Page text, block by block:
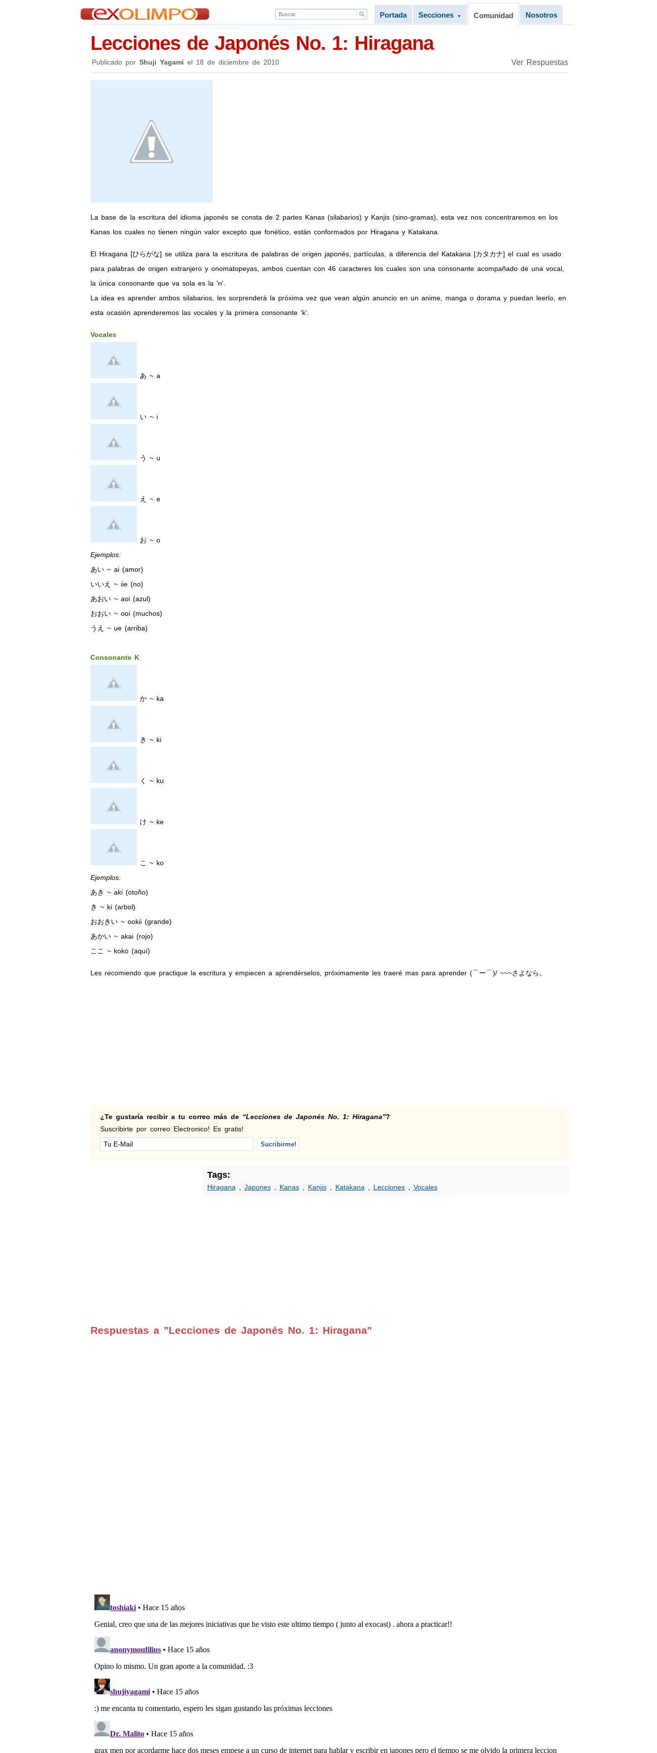
Portada Secciones ▼ Comunidad Nosotros
Lecciones de Japonés No. 1: Hiragana
Publicado por Shuji Yagami el 18 de diciembre de 2010 Ver Respuestas
La base de la escritura del idioma japonés se consta de 2 partes Kanas (silabarios) y Kanjis (sino-gramas), esta vez nos concentraremos en los
Kanas los cuales no tienen ningún valor excepto que fonético, están conformados por Hiragana y Katakana.
El Hiragana [ひらがな] se utiliza para la escritura de palabras de origen japonés, partículas, a diferencia del Katakana [カタカナ] el cual es usado
para palabras de origen extranjero y onomatopeyas, ambos cuentan con 46 caracteres los cuales son una consonante acompañado de una vocal,
la única consonante que va sola es la 'n'.
La idea es aprender ambos silabarios, les sorprenderá la próxima vez que vean algún anuncio en un anime, manga o dorama y puedan leerlo, en
esta ocasión aprenderemos las vocales y la primera consonante ‘k’.
Vocales
あ ~ a
い ~ i
う ~ u
え ~ e
お ~ o
Ejemplos:
あい ~ ai (amor)
いいえ ~ iie (no)
あおい ~ aoi (azul)
おおい ~ ooi (muchos)
うえ ~ ue (arriba)
Consonante K
か ~ ka
き ~ ki
く ~ ku
け ~ ke
こ ~ ko
Ejemplos:
あき ~ aki (otoño)
き ~ ki (arbol)
おおきい ~ ookii (grande)
あかい ~ akai (rojo)
ここ ~ koko (aquí)
Les recomiendo que practique la escritura y empiecen a aprendérselos, próximamente les traeré mas para aprender (⌒ー⌒)/ ~~~さよなら。
¿Te gustaría recibir a tu correo más de “Lecciones de Japonés No. 1: Hiragana”?
Suscribirte por correo Electronico! Es gratis!
Tags:
Hiragana Japones, Kanas, Kanjis, Katakana Lecciones, Vocales
Respuestas a "Lecciones de Japonés No. 1: Hiragana"